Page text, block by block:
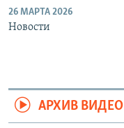
26 МАРТА 2026
Новости
АРХИВ ВИДЕО